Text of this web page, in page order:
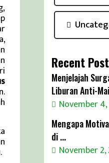
Recent
Menjelajah
Liburan Anti-
November
Mengapa
di ...
November 2,